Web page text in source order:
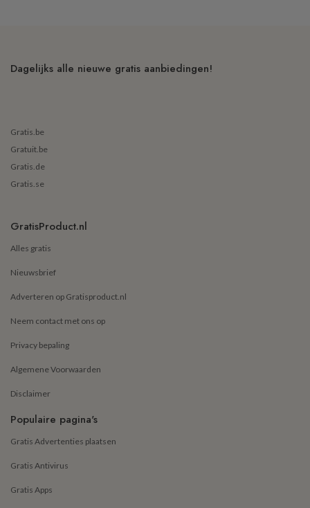
Dagelijks alle nieuwe gratis aanbiedingen!
Gratis.be
Gratuit.be
Gratis.de
Gratis.se
GratisProduct.nl
Alles gratis
Nieuwsbrief
Adverteren op Gratisproduct.nl
Neem contact met ons op
Privacy bepaling
Algemene Voorwaarden
Disclaimer
Populaire pagina's
Gratis Advertenties plaatsen
Gratis Antivirus
Gratis Apps